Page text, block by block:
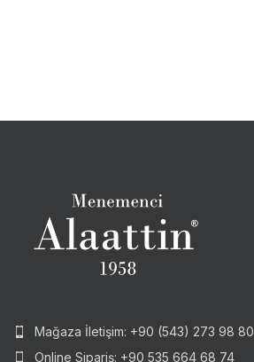
Mağaza İletişim: +90 (543) 273 98 80
Online Sipariş: +90 535 664 68 74